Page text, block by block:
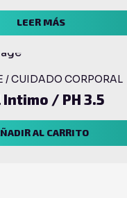
LEER MÁS
/ CUIDADO CORPORAL
Intimo / PH 3.5
AL CARRITO